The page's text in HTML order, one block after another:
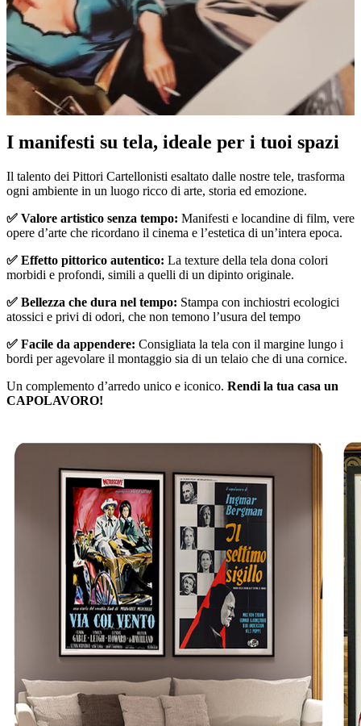
I manifesti su tela, ideale per i tuoi spazi
Il talento dei Pittori Cartellonisti esaltato dalle nostre tele, trasforma
ogni ambiente in un luogo ricco di arte, storia ed emozione.
✅ Valore artistico senza tempo: Manifesti e locandine di film, vere
opere d’arte che ricordano il cinema e l’estetica di un’intera epoca.
✅ Effetto pittorico autentico: La texture della tela dona colori
morbidi e profondi, simili a quelli di un dipinto originale.
✅ Bellezza che dura nel tempo: Stampa con inchiostri ecologici
atossici e privi di odori, che non temono l’usura del tempo
✅ Facile da appendere: Consigliata la tela con il margine lungo i
bordi per agevolare il montaggio sia di un telaio che di una cornice.
Un complemento d’arredo unico e iconico. Rendi la tua casa un
CAPOLAVORO!